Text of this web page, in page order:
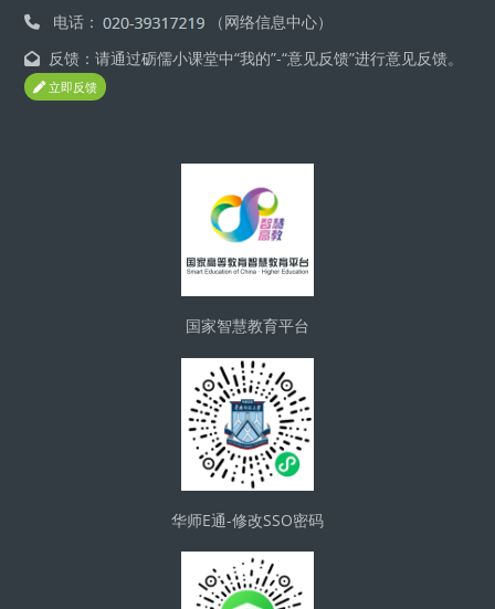
电话：
（网络信息中心）
反馈：请通过砺儒小课堂中“我的”-“意见反馈”进行意见反馈。
立即反馈
国家智慧教育平台
华师E通-修改SSO密码